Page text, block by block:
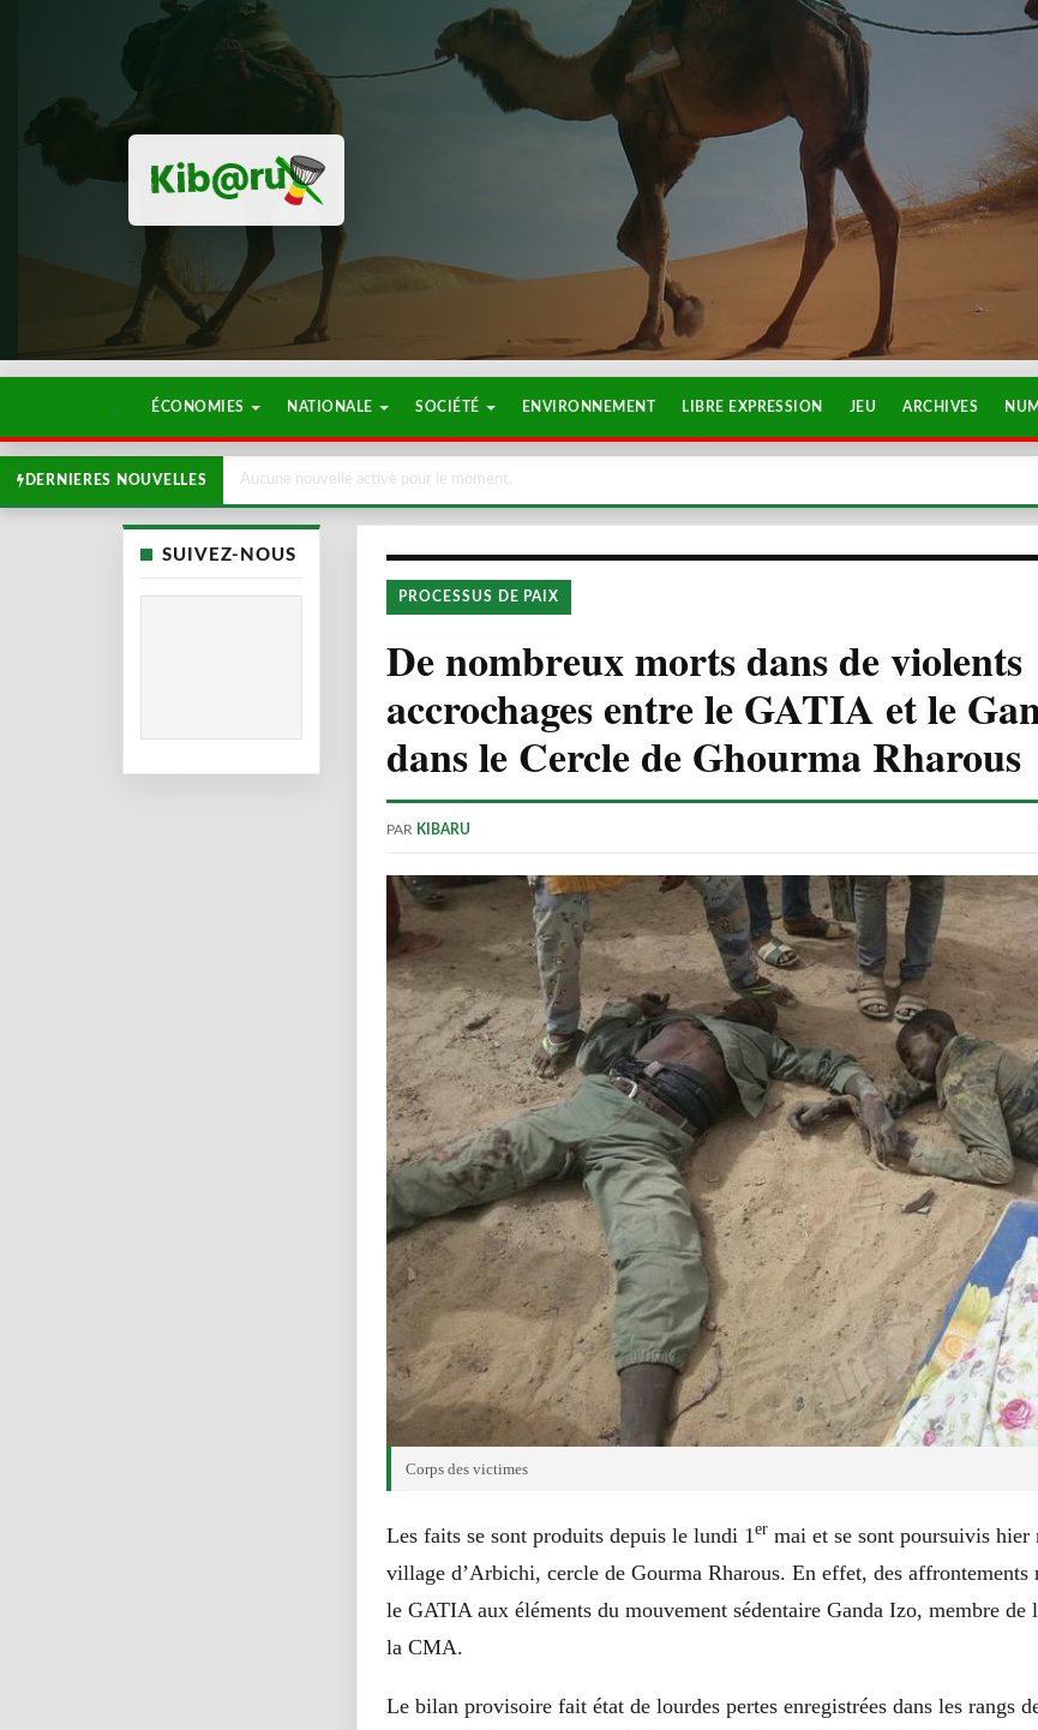
ÉCONOMIES NATIONALE SOCIÉTÉ ENVIRONNEMENT LIBRE EXPRESSION JEU ARCHIVES
DERNIERES NOUVELLES Aucune nouvelle active pour le moment.
SUIVEZ-NOUS
PROCESSUS DE PAIX
De nombreux morts dans de violents
accrochages entre le GATIA et le
dans le Cercle de Ghourma Rharous
PAR KIBARU
Corps des victimes
Les faits se sont produits depuis le lundi 1er mai et se sont poursuivis
village d’Arbichi, cercle de Gourma Rharous. En effet, des affrontements
le GATIA aux éléments du mouvement sédentaire Ganda Izo, membre
la CMA.
Le bilan provisoire fait état de lourdes pertes enregistrées dans les rangs